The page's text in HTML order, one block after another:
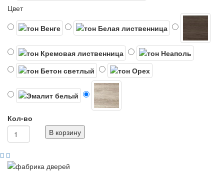
Цвет
Кол-во
В корзину